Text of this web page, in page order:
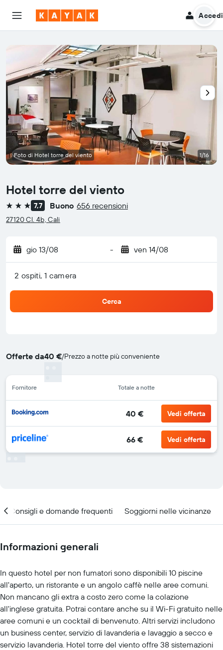
Accedi
Hotel torre del viento
3 stelle 7,7 Buono 656 recensioni
27120 Cl. 4b, Cali
gio 13/08 - ven 14/08
2 ospiti, 1 camera
Cerca
Offerte da40 €/Prezzo a notte più conveniente
Fornitore Totale a notte
40 € Vedi offerta
66 € Vedi offerta
Foto di Hotel torre del viento 1/16
Consigli e domande frequenti Soggiorni nelle vicinanze
Informazioni generali
In questo hotel per non fumatori sono disponibili 10 piscine
all'aperto, un ristorante e un angolo caffè nelle aree comuni.
Non mancano gli extra a costo zero come la colazione
all'inglese gratuita. Potrai contare anche su il Wi-Fi gratuito nelle
aree comuni e un cocktail di benvenuto. Altri servizi includono
un business center, servizio di lavanderia e lavaggio a secco e
servizio lavanderia. Hotel torre del viento offre 38 sistemazioni